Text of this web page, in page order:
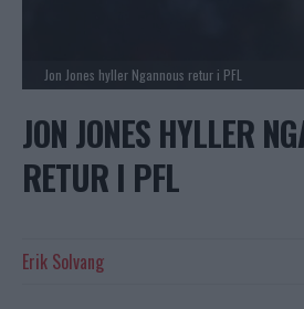
Jon Jones hyller Ngannous retur i PFL
JON JONES HYLLER
RETUR I PFL
Erik Solvang